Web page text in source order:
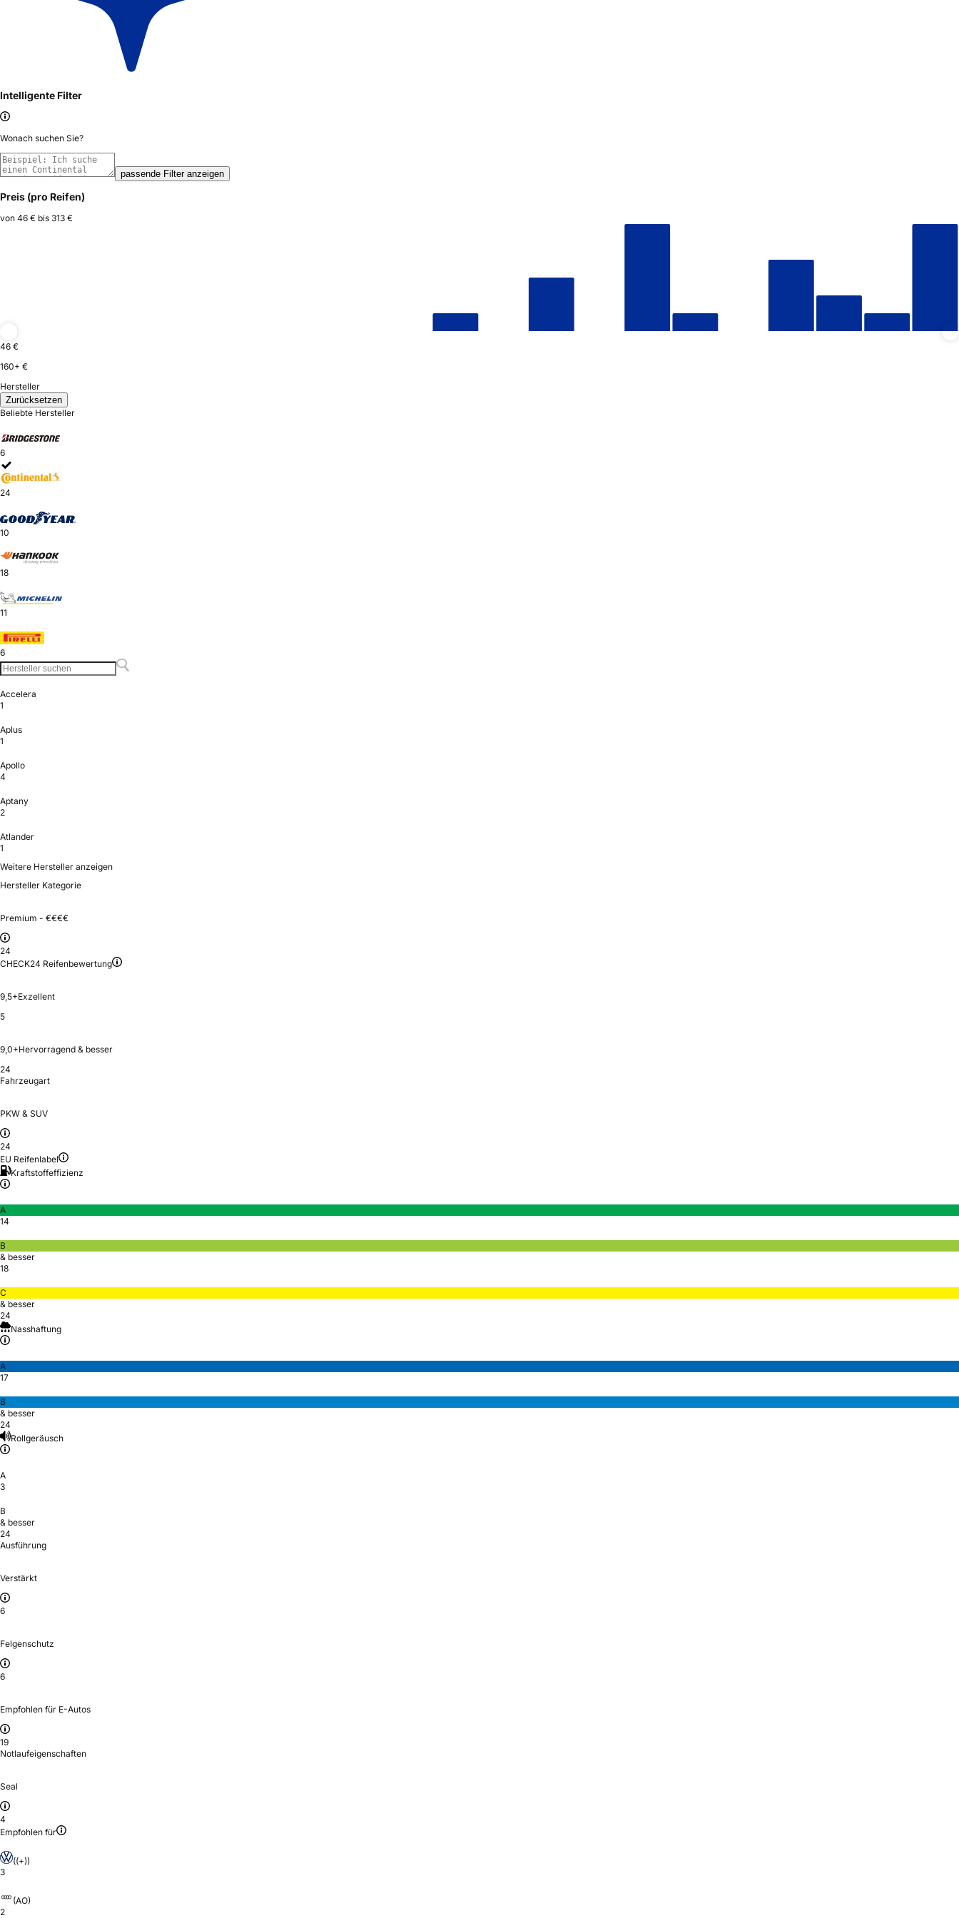
Intelligente Filter
Wonach suchen Sie?
passende Filter anzeigen
Preis (pro Reifen)
von 46 € bis 313 €
46 €
160+ €
Hersteller
Zurücksetzen
Beliebte Hersteller
6
24
10
18
11
6
Accelera
1
Aplus
1
Apollo
4
Aptany
2
Atlander
1
Weitere Hersteller anzeigen
Hersteller Kategorie
Premium - €€€€
24
CHECK24 Reifenbewertung
9,5+Exzellent
5
9,0+Hervorragend & besser
24
Fahrzeugart
PKW & SUV
24
EU Reifenlabel
Kraftstoffeffizienz
A
14
B
& besser
18
C
& besser
24
Nasshaftung
A
17
B
& besser
24
Rollgeräusch
A
3
B
& besser
24
Ausführung
Verstärkt
6
Felgenschutz
6
Empfohlen für E-Autos
19
Notlaufeigenschaften
Seal
4
Empfohlen für
((+))
3
(AO)
2